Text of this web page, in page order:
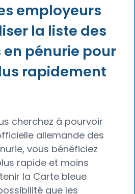
employeurs
la liste des
pénurie pour
rapidement
cherchez à pourvoir
allemande des
vous bénéficiez
rapide et moins
la Carte bleue
que les